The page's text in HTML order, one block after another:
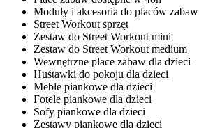
Moduły i akcesoria do placów zabaw
Street Workout sprzęt
Zestaw do Street Workout mini
Zestaw do Street Workout medium
Wewnętrzne place zabaw dla dzieci
Huśtawki do pokoju dla dzieci
Meble piankowe dla dzieci
Fotele piankowe dla dzieci
Sofy piankowe dla dzieci
Zestawy piankowe dla dzieci